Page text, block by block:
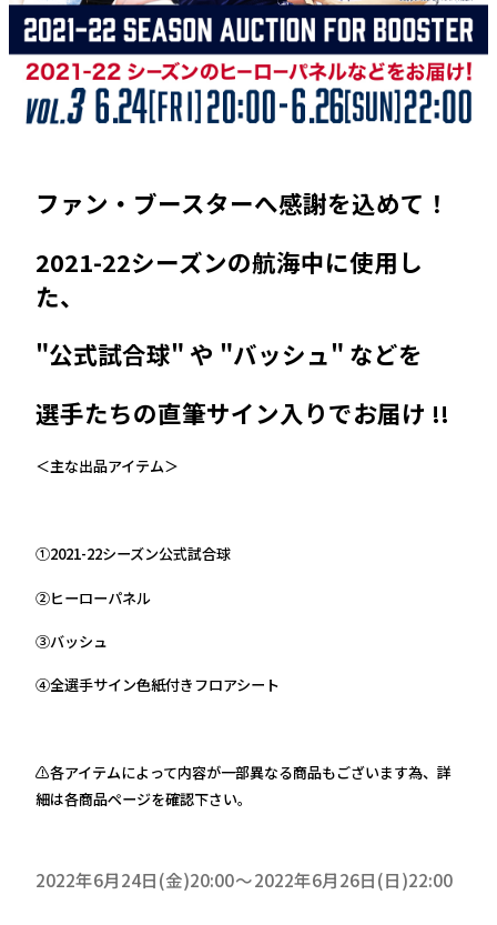
ファン・ブースターへ感謝を込めて！
2021-22シーズンの航海中に使用し
た、
"公式試合球" や "バッシュ" などを
選手たちの直筆サイン入りでお届け !!
＜主な出品アイテム＞
①2021-22シーズン公式試合球
②ヒーローパネル
③バッシュ
④全選手サイン色紙付きフロアシート
⚠️各アイテムによって内容が一部異なる商品もございます為、詳
細は各商品ページを確認下さい。
2022年6月24日(金)20:00 2022年6月26日(日)22:00